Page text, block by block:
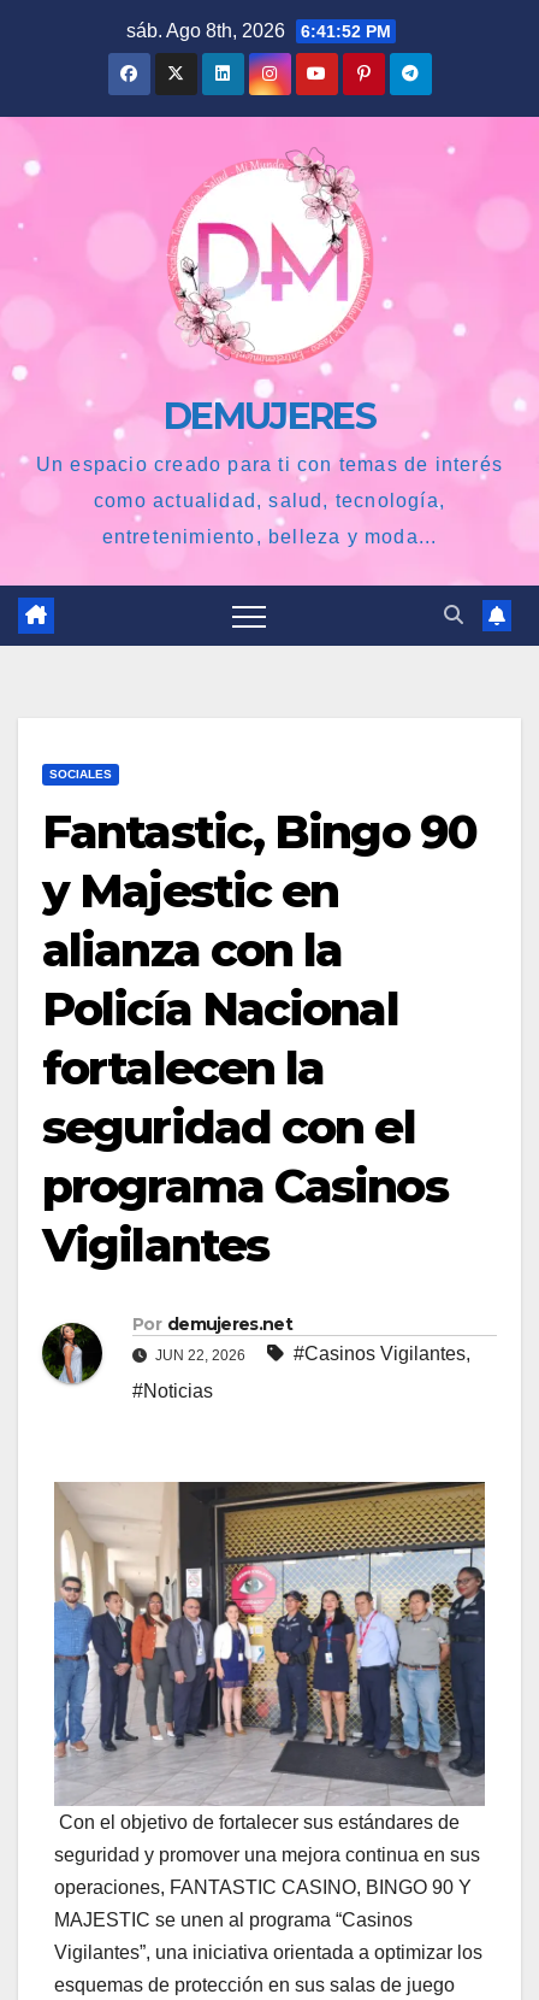
sáb. Ago 8th, 2026 6:41:54 PM
DEMUJERES
Un espacio creado para ti con temas de interés
como actualidad, salud, tecnología,
entretenimiento, belleza y moda...
SOCIALES
Fantastic, Bingo 90
y Majestic en
alianza con la
Policía Nacional
fortalecen la
seguridad con el
programa Casinos
Vigilantes
Por demujeres.net
JUN 22, 2026 #Casinos Vigilantes,
#Noticias
Con el objetivo de fortalecer sus estándares de
seguridad y promover una mejora continua en sus
operaciones, FANTASTIC CASINO, BINGO 90 Y
MAJESTIC se unen al programa “Casinos
Vigilantes”, una iniciativa orientada a optimizar los
esquemas de protección en sus salas de juego